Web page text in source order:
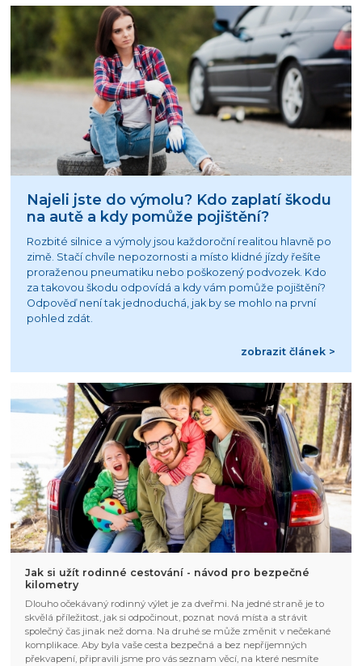
Najeli jste do výmolu? Kdo zaplatí škodu
na autě a kdy pomůže pojištění?
Rozbité silnice a výmoly jsou každoroční realitou hlavně po
zimě. Stačí chvíle nepozornosti a místo klidné jízdy řešíte
proraženou pneumatiku nebo poškozený podvozek. Kdo
za takovou škodu odpovídá a kdy vám pomůže pojištění?
Odpověď není tak jednoduchá, jak by se mohlo na první
pohled zdát.
zobrazit článek >
Jak si užít rodinné cestování - návod pro bezpečné
kilometry
Dlouho očekávaný rodinný výlet je za dveřmi. Na jedné straně je to
skvělá příležitost, jak si odpočinout, poznat nová místa a strávit
společný čas jinak než doma. Na druhé se může změnit v nečekané
komplikace. Aby byla vaše cesta bezpečná a bez nepříjemných
překvapení, připravili jsme pro vás seznam věcí, na které nesmíte